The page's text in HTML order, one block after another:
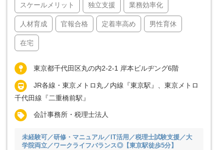
スケールメリット 独立支援 業務効率化
人材育成 官報合格 定着率高め 男性育休
在宅
東京都千代田区丸の内2-2-1 岸本ビルヂング6階
JR各線・東京メトロ丸ノ内線『東京駅』、東京メトロ
千代田線『二重橋前駅』
会計事務所・税理士法人
未経験可／研修・マニュアル／IT活用／税理士試験支援／大
学院両立／ワークライフバランス◎【東京駅徒歩5分】